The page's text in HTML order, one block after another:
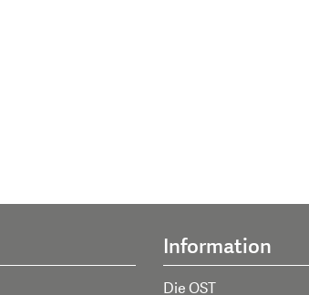
Information
Die OST